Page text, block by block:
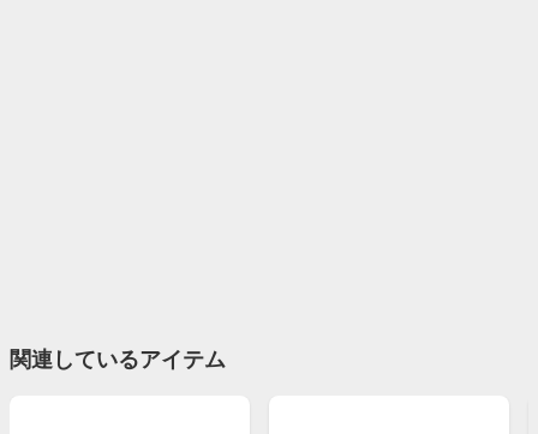
関連しているアイテム